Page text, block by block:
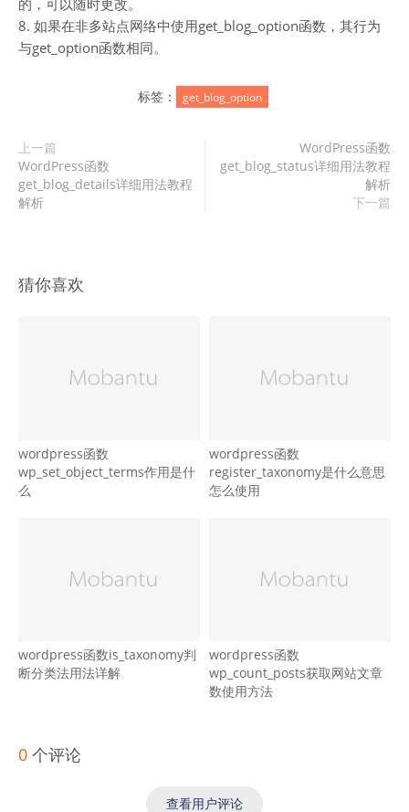
的，可以随时更改。
8. 如果在非多站点网络中使用get_blog_option函数，其行为
与get_option函数相同。
标签： get_blog_option
上一篇
WordPress函数
get_blog_details详细用法教程
解析
WordPress函数
get_blog_status详细用法教程
解析
下一篇
猜你喜欢
wordpress函数
wp_set_object_terms作用是什
么
wordpress函数
register_taxonomy是什么意思
怎么使用
wordpress函数is_taxonomy判
断分类法用法详解
wordpress函数
wp_count_posts获取网站文章
数使用方法
0 个评论
查看用户评论